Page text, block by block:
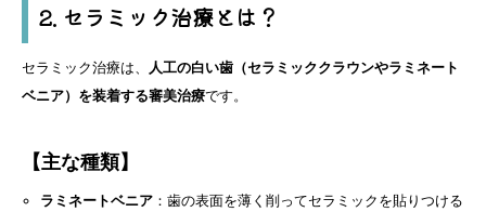
2. セラミック治療とは？
セラミック治療は、 人工の白い歯（セラミッククラウンやラミネート
ベニア）を装着する審美治療です。
【主な種類】
ラミネートベニア：歯の表面を薄く削ってセラミックを貼りつける